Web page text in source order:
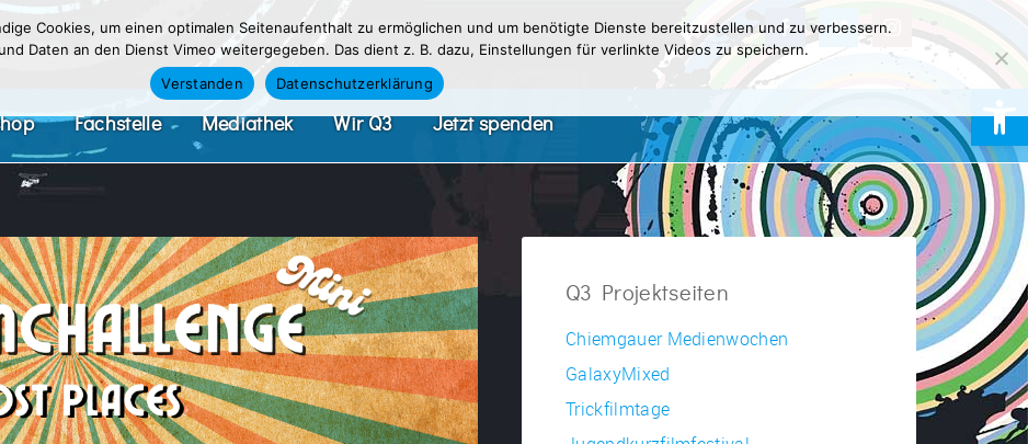
Fachstelle Mediathek Wir Q3 Jetzt spenden
Q3 Projektseiten
Chiemgauer Medienwochen
GalaxyMixed
Trickfilmtage
Cookies, um einen optimalen Seitenaufenthalt zu ermöglichen und um benötigte Dienste bereitzustellen und zu verbessern.
Daten an den Dienst Vimeo weitergegeben. Das dient z. B. dazu, Einstellungen für verlinkte Videos zu speichern.
Verstanden
Datenschutzerklärung